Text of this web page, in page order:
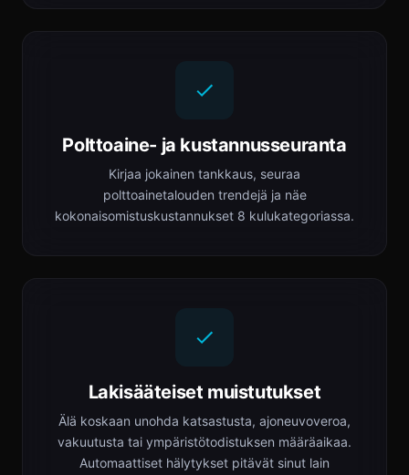
Polttoaine- ja kustannusseuranta
Kirjaa jokainen tankkaus, seuraa
polttoainetalouden trendejä ja näe
kokonaisomistuskustannukset 8 kulukategoriassa.
Lakisääteiset muistutukset
Älä koskaan unohda katsastusta, ajoneuvoveroa,
vakuutusta tai ympäristötodistuksen määräaikaa.
Automaattiset hälytykset pitävät sinut lain